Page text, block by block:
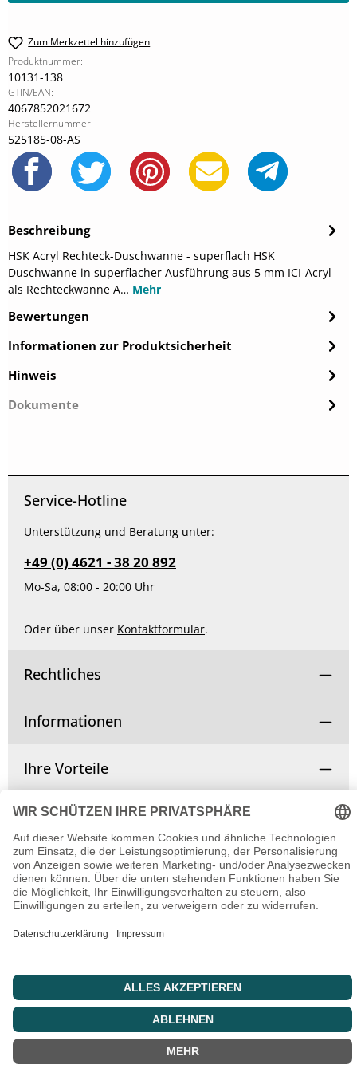
Zum Merkzettel hinzufügen
Produktnummer:
10131-138
GTIN/EAN:
4067852021672
Herstellernummer:
525185-08-AS
Beschreibung
HSK Acryl Rechteck-Duschwanne - superflach HSK
Duschwanne in superflacher Ausführung aus 5 mm ICI-Acryl
als Rechteckwanne A… Mehr
Bewertungen
Informationen zur Produktsicherheit
Hinweis
Dokumente
Service-Hotline
Unterstützung und Beratung unter:
+49 (0) 4621 - 38 20 892
Mo-Sa, 08:00 - 20:00 Uhr
Oder über unser Kontaktformular.
Rechtliches
Informationen
Ihre Vorteile
© Copyright 2025 | Alle Rechte vorbehalten.